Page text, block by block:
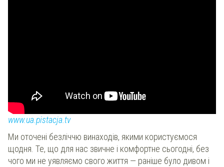
www.ua.pistacja.tv
Ми оточені безліччю винаходів, якими користуємося
щодня. Те, що для нас звичне і комфортне сьогодні, без
чого ми не уявляємо свого життя — раніше було дивом і